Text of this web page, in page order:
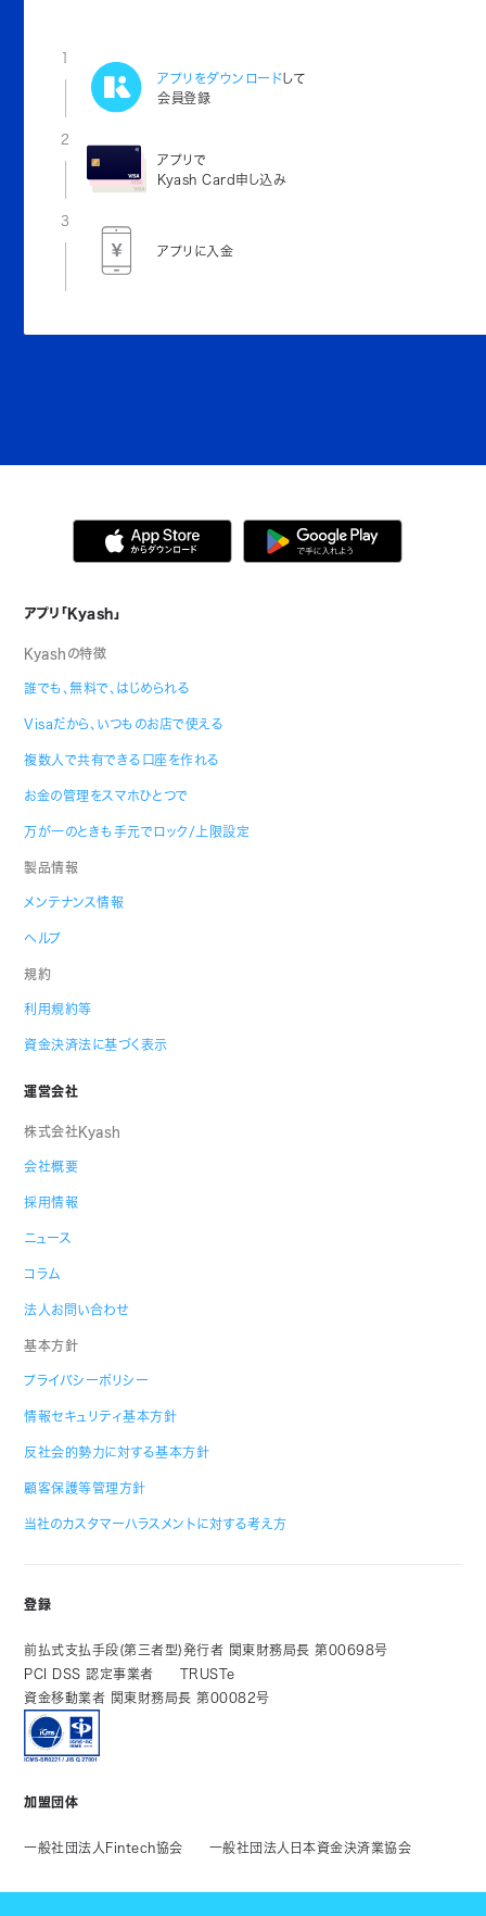
1
アプリをダウンロードして
会員登録
2
アプリで
Kyash Card申し込み
3
アプリに入金
アプリ「Kyash」
Kyashの特徴
誰でも、無料で、はじめられる
Visaだから、いつものお店で使える
複数人で共有できる口座を作れる
お金の管理をスマホひとつで
万が一のときも手元でロック/上限設定
製品情報
メンテナンス情報
ヘルプ
規約
利用規約等
資金決済法に基づく表示
運営会社
株式会社Kyash
会社概要
採用情報
ニュース
コラム
法人お問い合わせ
基本方針
プライバシーポリシー
情報セキュリティ基本方針
反社会的勢力に対する基本方針
顧客保護等管理方針
当社のカスタマーハラスメントに対する考え方
登録
前払式支払手段(第三者型)発行者 関東財務局長 第00698号
PCI DSS 認定事業者
TRUSTe
資金移動業者 関東財務局長 第00082号
加盟団体
一般社団法人Fintech協会 一般社団法人日本資金決済業協会